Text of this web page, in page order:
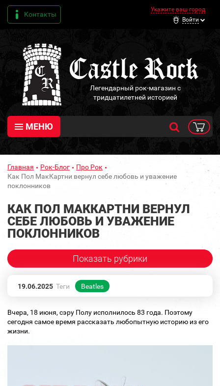
Контакты
Укажите ваш город
Войти
Легендарный рок-магазин с
тридцатилетней историей
МЕНЮ
Главная Рок-Блог
Про Рок
Как Пол МакКартни вернул себе любовь и уважение
поклонников
КАК ПОЛ МАККАРТНИ ВЕРНУЛ
СЕБЕ ЛЮБОВЬ И УВАЖЕНИЕ
ПОКЛОННИКОВ
Показать рубрики
19.06.2025 Теги Beatles
Вчера, 18 июня, сэру Полу исполнилось 83 года. Поэтому
сегодня самое время рассказать любопытную историю из его
жизни.